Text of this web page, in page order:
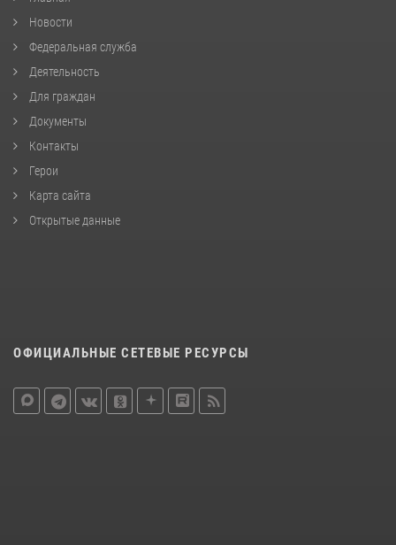
Новости
Федеральная служба
Деятельность
Для граждан
Документы
Контакты
Герои
Карта сайта
Открытые данные
ОФИЦИАЛЬНЫЕ СЕТЕВЫЕ РЕСУРСЫ